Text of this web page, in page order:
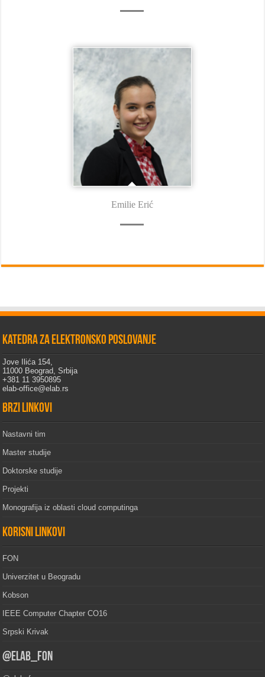
Emilie Erić
Katedra za elektronsko poslovanje
Jove Ilića 154,
11000 Beograd, Srbija
+381 11 3950895
elab-office@elab.rs
Brzi linkovi
Nastavni tim
Master studije
Doktorske studije
Projekti
Monografija iz oblasti cloud computinga
Korisni linkovi
FON
Univerzitet u Beogradu
Kobson
IEEE Computer Chapter CO16
Srpski Krivak
@elab_fon